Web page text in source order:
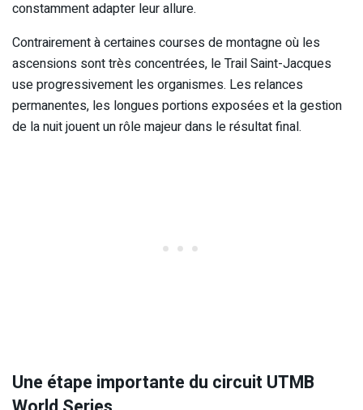
constamment adapter leur allure.
Contrairement à certaines courses de montagne où les
ascensions sont très concentrées, le Trail Saint-Jacques
use progressivement les organismes. Les relances
permanentes, les longues portions exposées et la gestion
de la nuit jouent un rôle majeur dans le résultat final.
Une étape importante du circuit UTMB